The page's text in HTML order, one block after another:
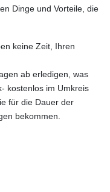
Dinge und Vorteile, die
keine Zeit, Ihren
ab erledigen, was
kostenlos im Umkreis
für die Dauer der
bekommen.